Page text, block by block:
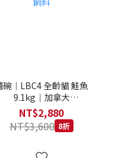
碗｜LBC4 全齡貓 鮭魚
9.1kg｜加拿大
Loveabowl 天然無穀糧
9.1公斤 成貓 無穀貓飼料
NT$2,880
NT$3,600 8折